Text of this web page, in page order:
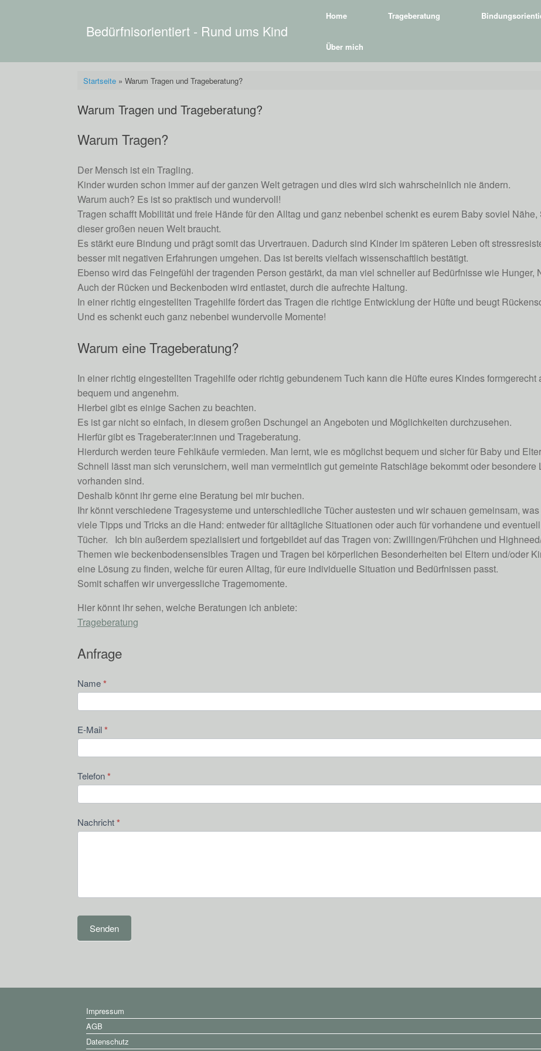
Bedürfnisorientiert - Rund ums Kind
Home Trageberatung
Über mich
Startseite» Warum Tragen und Trageberatung?
Warum Tragen und Trageberatung?
Warum Tragen?
Der Mensch ist ein Tragling.
Kinder wurden schon immer auf der ganzen Welt getragen und dies wird sich wahrscheinlich nie ändern.
Warum auch? Es ist so praktisch und wundervoll!
Tragen schafft Mobilität und freie Hände für den Alltag und ganz nebenbei schenkt es eurem Baby soviel
dieser großen neuen Welt braucht.
Es stärkt eure Bindung und prägt somit das Urvertrauen. Dadurch sind Kinder im späteren Leben oft
besser mit negativen Erfahrungen umgehen. Das ist bereits vielfach wissenschaftlich bestätigt.
Ebenso wird das Feingefühl der tragenden Person gestärkt, da man viel schneller auf Bedürfnisse wie Hunger,
Auch der Rücken und Beckenboden wird entlastet, durch die aufrechte Haltung.
In einer richtig eingestellten Tragehilfe fördert das Tragen die richtige Entwicklung der Hüfte und beugt
Und es schenkt euch ganz nebenbei wundervolle Momente!
Warum eine Trageberatung?
In einer richtig eingestellten Tragehilfe oder richtig gebundenem Tuch kann die Hüfte eures Kindes
bequem und angenehm.
Hierbei gibt es einige Sachen zu beachten.
Es ist gar nicht so einfach, in diesem großen Dschungel an Angeboten und Möglichkeiten durchzusehen.
Hierfür gibt es Trageberater:innen und Trageberatung.
Hierdurch werden teure Fehlkäufe vermieden. Man lernt, wie es möglichst bequem und sicher für Baby und
Schnell lässt man sich verunsichern, weil man vermeintlich gut gemeinte Ratschläge bekommt oder
vorhanden sind.
Deshalb könnt ihr gerne eine Beratung bei mir buchen.
Ihr könnt verschiedene Tragesysteme und unterschiedliche Tücher austesten und wir schauen gemeinsam,
viele Tipps und Tricks an die Hand: entweder für alltägliche Situationen oder auch für vorhandene und
Tücher. Ich bin außerdem spezialisiert und fortgebildet auf das Tragen von: Zwillingen/Frühchen und
Themen wie beckenbodensensibles Tragen und Tragen bei körperlichen Besonderheiten bei Eltern und/oder
eine Lösung zu finden, welche für euren Alltag, für eure individuelle Situation und Bedürfnissen passt.
Somit schaffen wir unvergessliche Tragemomente.
Hier könnt ihr sehen, welche Beratungen ich anbiete:
Trageberatung
Anfrage
Kontakt
Name*
E-Mail*
Telefon*
Nachricht*
Senden
Impressum
AGB
Datenschutz